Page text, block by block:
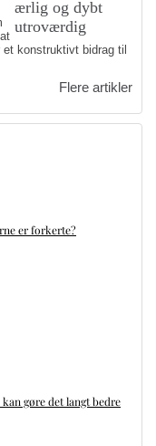
konstruktivt bidrag til
Flere artikler
er forkerte?
gøre det langt bedre